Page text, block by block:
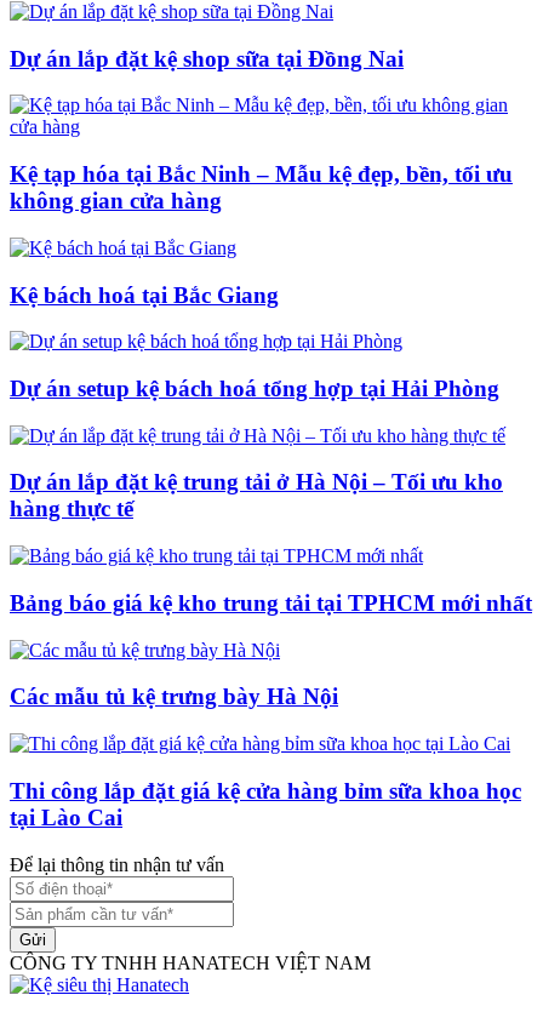
Dự án lắp đặt kệ shop sữa tại Đồng Nai
Kệ tạp hóa tại Bắc Ninh – Mẫu kệ đẹp, bền, tối ưu
không gian cửa hàng
Kệ bách hoá tại Bắc Giang
Dự án setup kệ bách hoá tổng hợp tại Hải Phòng
Dự án lắp đặt kệ trung tải ở Hà Nội – Tối ưu kho
hàng thực tế
Bảng báo giá kệ kho trung tải tại TPHCM mới nhất
Các mẫu tủ kệ trưng bày Hà Nội
Thi công lắp đặt giá kệ cửa hàng bỉm sữa khoa học
tại Lào Cai
Để lại thông tin nhận tư vấn
Gửi
CÔNG TY TNHH HANATECH VIỆT NAM